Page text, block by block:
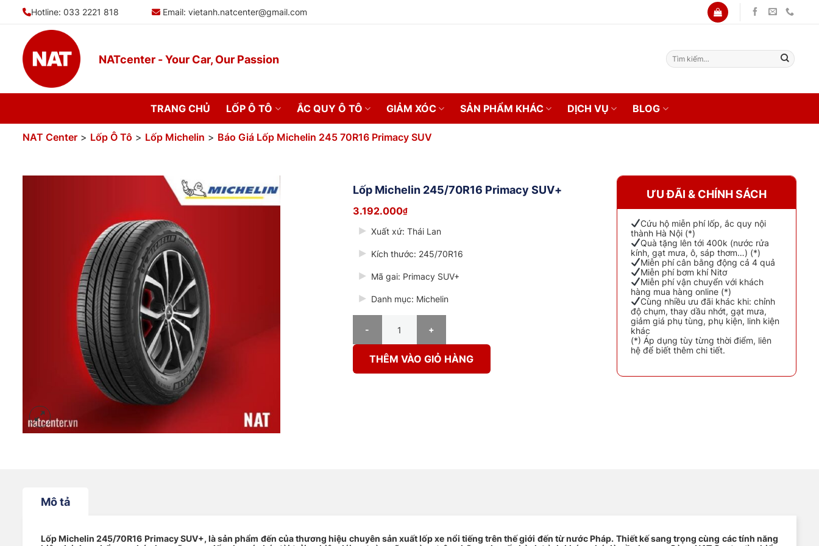
Hotline: 033 2221 818 Email: vietanh.natcenter@gmail.com
NATcenter - Your Car, Our Passion
Tìm
kiếm:
TRANG CHỦ LỐP Ô TÔ ẮC QUY Ô TÔ GIẢM XÓC SẢN PHẨM KHÁC DỊCH VỤ BLOG
NAT Center > Lốp Ô Tô > Lốp Michelin > Báo Giá Lốp Michelin 245 70R16 Primacy SUV
Lốp Michelin 245/70R16 Primacy SUV+
3.192.000₫
Xuất xứ: Thái Lan
Kích thước: 245/70R16
Mã gai: Primacy SUV+
Danh mục: Michelin
THÊM VÀO GIỎ HÀNG
ƯU ĐÃI & CHÍNH SÁCH
Cứu hộ miễn phí lốp, ắc quy nội
thành Hà Nội (*)
Quà tặng lên tới 400k (nước rửa
kính, gạt mưa, ô, sáp thơm…) (*)
Miễn phí cân bằng động cả 4 quả
Miễn phí bơm khí Nitơ
Miễn phí vận chuyển với khách
hàng mua hàng online (*)
Cùng nhiều ưu đãi khác khi: chỉnh
độ chụm, thay dầu nhớt, gạt mưa,
giảm giá phụ tùng, phụ kiện, linh kiện
khác
(*) Áp dụng tùy từng thời điểm, liên
hệ để biết thêm chi tiết.
Mô tả
Lốp Michelin 245/70R16 Primacy SUV+, là sản phẩm đến của thương hiệu chuyên sản xuất lốp xe nổi tiếng trên thế giới đến từ nước Pháp. Thiết kế sang trọng cùng các tính năng